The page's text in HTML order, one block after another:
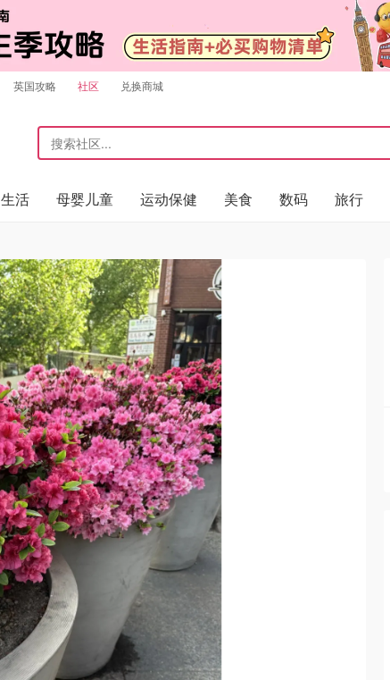
英国攻略 社区 兑换商城
生活 母婴儿童 运动保健 美食 数码 旅行